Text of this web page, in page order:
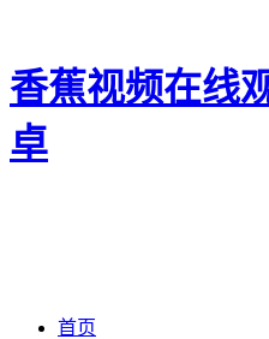
香蕉视频在线
卓
首页